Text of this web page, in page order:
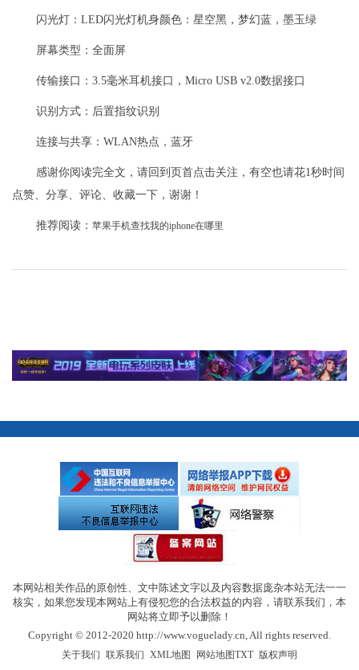
闪光灯：LED闪光灯机身颜色：星空黑，梦幻蓝，墨玉绿
屏幕类型：全面屏
传输接口：3.5毫米耳机接口，Micro USB v2.0数据接口
识别方式：后置指纹识别
连接与共享：WLAN热点，蓝牙
感谢你阅读完全文，请回到页首点击关注，有空也请花1秒时间
点赞、分享、评论、收藏一下，谢谢！
推荐阅读： 苹果手机查找我的iphone在哪里
本网站相关作品的原创性、文中陈述文字以及内容数据庞杂本站无法一一
核实，如果您发现本网站上有侵犯您的合法权益的内容，请联系我们，本
网站将立即予以删除！
Copyright © 2012-2020 http://www.voguelady.cn, All rights reserved.
关于我们 联系我们 XML地图 网站地图TXT| 版权声明